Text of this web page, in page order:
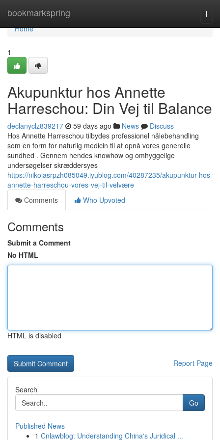
bookmarkspring
Home
Home
1
Akupunktur hos Annette
Harreschou: Din Vej til Balance
declanyclz839217 59 days ago News
Discuss
Hos Annette Harreschou tilbydes professionel nålebehandling
som en form for naturlig medicin til at opnå vores generelle
sundhed . Gennem hendes knowhow og omhyggelige
undersøgelser skræddersyes
https://nikolasrpzh085049.iyublog.com/40287235/akupunktur-hos-
annette-harreschou-vores-vej-til-velvære
Comments
Who Upvoted
Comments
Submit a Comment
No HTML
HTML is disabled
Report Page
Search
Go
Published News
1 Cnlawblog: Understanding China's Juridical ...